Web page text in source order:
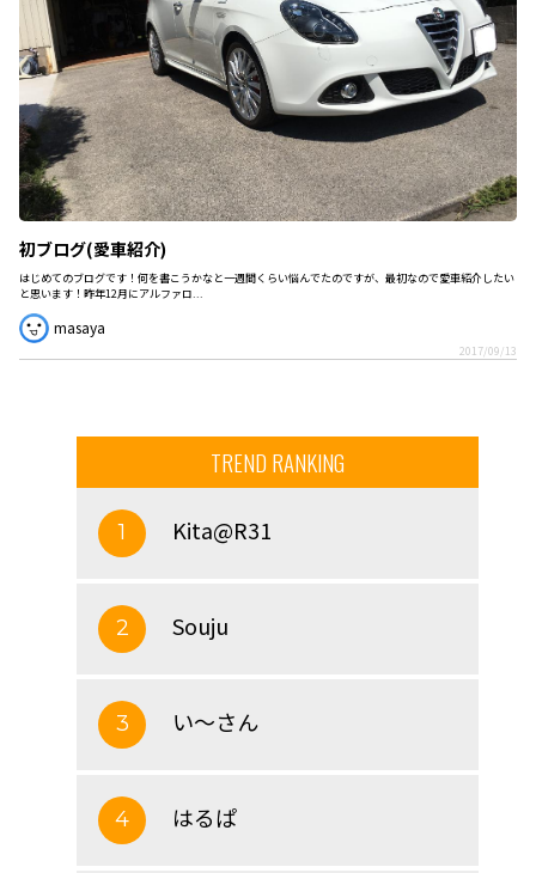
初ブログ(愛車紹介)
はじめてのブログです！何を書こうかなと一週間くらい悩んでたのですが、最初なので愛車紹介したい
と思います！昨年12月にアルファロ...
masaya
2017/09/13
TREND RANKING
1 Kita@R31
2 Souju
3 い～さん
4 はるぱ